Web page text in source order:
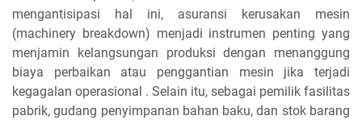
mengantisipasi hal ini, asuransi kerusakan mesin
(machinery breakdown) menjadi instrumen penting yang
menjamin kelangsungan produksi dengan menanggung
biaya perbaikan atau penggantian mesin jika terjadi
kegagalan operasional . Selain itu, sebagai pemilik fasilitas
pabrik, gudang penyimpanan bahan baku, dan stok barang